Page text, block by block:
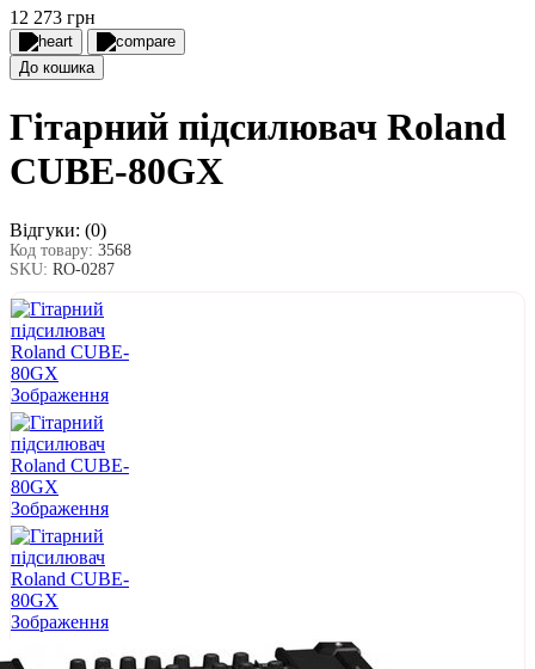
12 273 грн
До кошика
Гітарний підсилювач Roland
CUBE-80GX
Відгуки: (0)
Код товару: 3568
SKU: RO-0287